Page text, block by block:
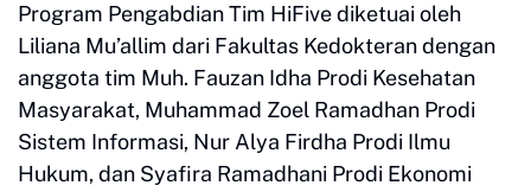
Program Pengabdian Tim HiFive diketuai oleh
Liliana Mu’allim dari Fakultas Kedokteran dengan
anggota tim Muh. Fauzan Idha Prodi Kesehatan
Masyarakat, Muhammad Zoel Ramadhan Prodi
Sistem Informasi, Nur Alya Firdha Prodi Ilmu
Hukum, dan Syafira Ramadhani Prodi Ekonomi